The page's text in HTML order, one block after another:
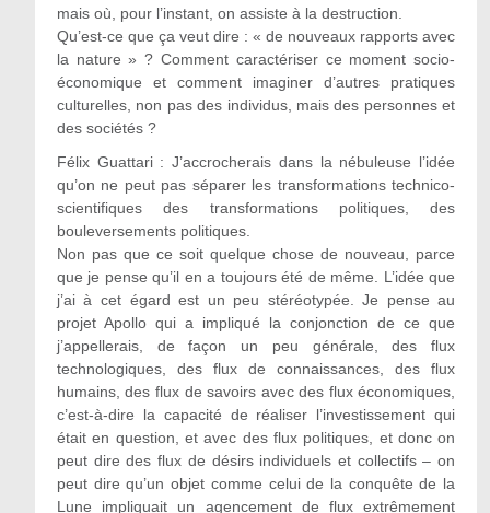
mais où, pour l’instant, on assiste à la destruction.
Qu’est-ce que ça veut dire : « de nouveaux rapports avec
la nature » ? Comment caractériser ce moment socio-
économique et comment imaginer d’autres pratiques
culturelles, non pas des individus, mais des personnes et
des sociétés ?
Félix Guattari : J’accrocherais dans la nébuleuse l’idée
qu’on ne peut pas séparer les transformations technico-
scientifiques des transformations politiques, des
bouleversements politiques.
Non pas que ce soit quelque chose de nouveau, parce
que je pense qu’il en a toujours été de même. L’idée que
j’ai à cet égard est un peu stéréotypée. Je pense au
projet Apollo qui a impliqué la conjonction de ce que
j’appellerais, de façon un peu générale, des flux
technologiques, des flux de connaissances, des flux
humains, des flux de savoirs avec des flux économiques,
c’est-à-dire la capacité de réaliser l’investissement qui
était en question, et avec des flux politiques, et donc on
peut dire des flux de désirs individuels et collectifs – on
peut dire qu’un objet comme celui de la conquête de la
Lune impliquait un agencement de flux extrêmement